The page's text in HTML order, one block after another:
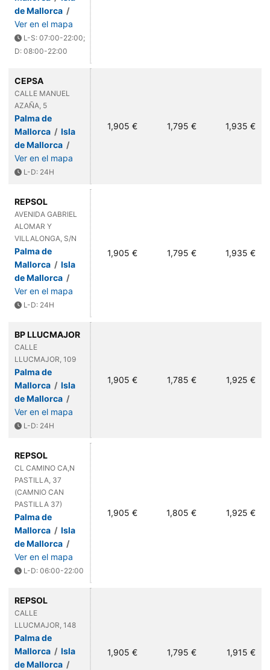
de Mallorca /
Ver en el mapa
L-S: 07:00-22:00;
D: 08:00-22:00
CEPSA
CALLE MANUEL
AZAÑA, 5
Palma de
Mallorca / Isla
de Mallorca /
Ver en el mapa
L-D: 24H
1,905 € 1,795 € 1,935 €
REPSOL
AVENIDA GABRIEL
ALOMAR Y
VILLALONGA, S/N
Palma de
Mallorca / Isla
de Mallorca /
Ver en el mapa
L-D: 24H
1,905 € 1,795 € 1,935 €
BP LLUCMAJOR
CALLE
LLUCMAJOR, 109
Palma de
Mallorca / Isla
de Mallorca /
Ver en el mapa
L-D: 24H
1,905 € 1,785 € 1,925 €
REPSOL
CL CAMINO CA,N
PASTILLA, 37
(CAMNIO CAN
PASTILLA 37)
Palma de
Mallorca / Isla
de Mallorca /
Ver en el mapa
L-D: 06:00-22:00
1,905 € 1,805 € 1,925 €
REPSOL
CALLE
LLUCMAJOR, 148
Palma de
Mallorca / Isla
de Mallorca /
1,905 € 1,795 € 1,915 €